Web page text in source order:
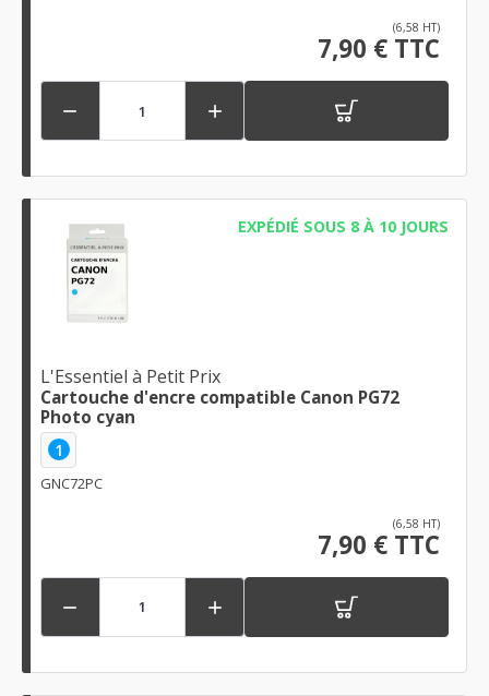
(6,58 HT)
7,90 € TTC
 
EXPÉDIÉ SOUS 8 À 10 JOURS
L'Essentiel à Petit Prix
Cartouche d'encre compatible Canon PG72
Photo cyan
1
GNC72PC
(6,58 HT)
7,90 € TTC
 